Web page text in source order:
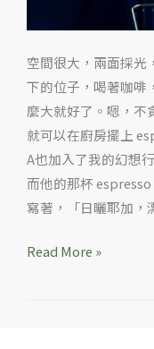
空間很大，兩面採光
下的位子，喝著咖啡
麼大就好了。嗯，不
就可以在廚房擺上
A也加入了我的幻想
而他的那杯
寫著，「日曬耶加，
Read More »